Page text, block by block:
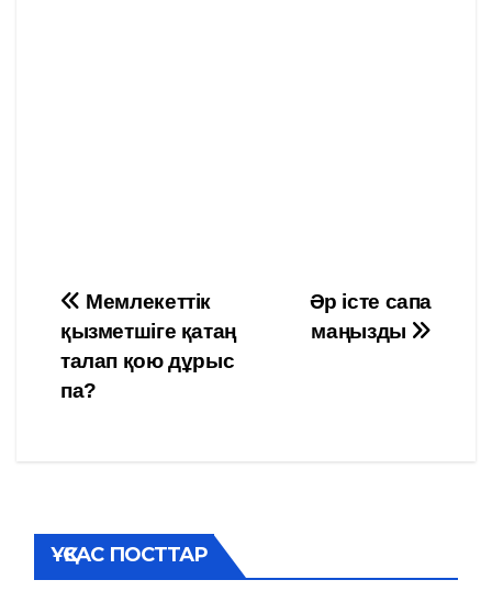
Навигация
по
записям
Әр істе сапа
маңызды
Мемлекеттік
қызметшіге қатаң
талап қою дұрыс
па?
ҰҚСАС ПОСТТАР